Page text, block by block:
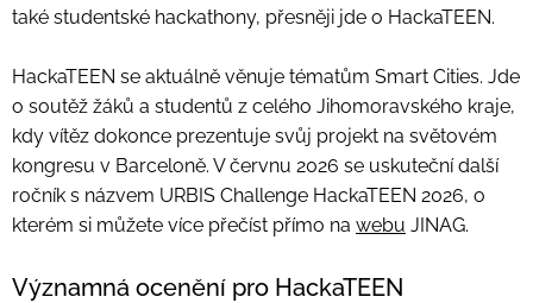
také studentské hackathony, přesněji jde o HackaTEEN.
HackaTEEN se aktuálně věnuje tématům Smart Cities. Jde
o soutěž žáků a studentů z celého Jihomoravského kraje,
kdy vítěz dokonce prezentuje svůj projekt na světovém
kongresu v Barceloně. V červnu 2026 se uskuteční další
ročník s názvem URBIS Challenge HackaTEEN 2026, o
kterém si můžete více přečíst přímo na webu JINAG.
Významná ocenění pro HackaTEEN